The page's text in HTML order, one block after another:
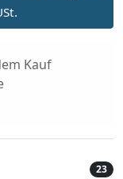
Kauf
23